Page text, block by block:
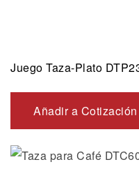
Juego Taza-Plato
Añadir a Cotización